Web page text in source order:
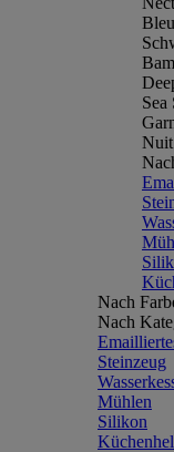
Sea
Nuit
Nach
Nach
Steinzeug
Mühlen
Silikon